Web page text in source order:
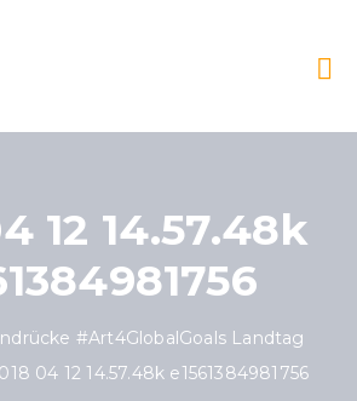
12 14.57.48k
#Art4GlobalGoals Landtag
04 12 14.57.48k e1561384981756